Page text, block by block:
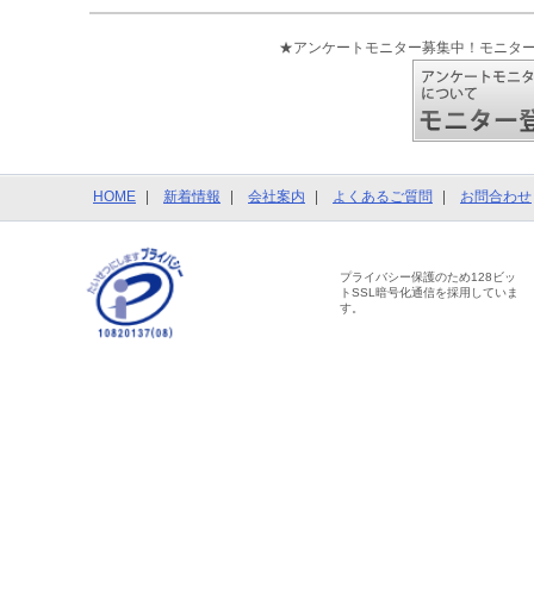
★アンケートモニター募集中！モニタ
HOME 新着情報 会社案内 よくあるご質問 お問合わせ
プライバシー保護のため128ビッ
トSSL暗号化通信を採用していま
す。